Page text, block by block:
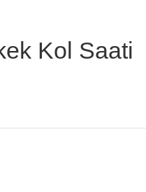
Kol Saati